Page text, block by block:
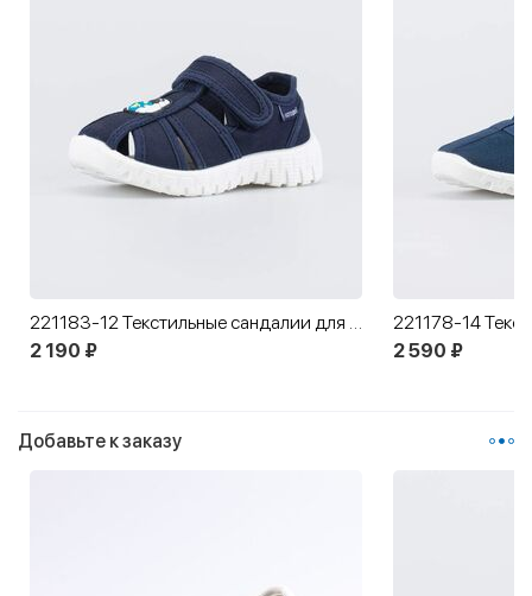
221183-12 Текстильные сандалии для мальчика Космонавт
2 190 ₽
2 590 ₽
Добавьте к заказу